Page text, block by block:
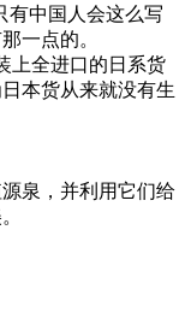
中国人会这么写
一点的。
全进口的日系货
本货从来就没有生
泉，并利用它们给